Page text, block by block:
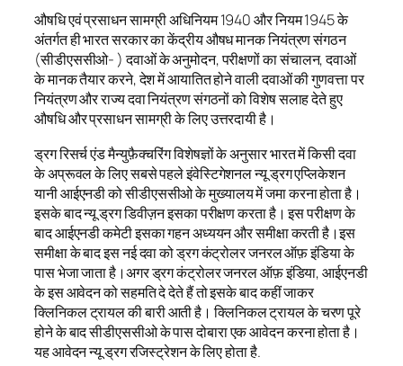
औषधि एवं प्रसाधन सामग्री अधिनियम 1940 और नियम 1945 के
अंतर्गत ही भारत सरकार का केंद्रीय औषध मानक नियंत्रण संगठन
(सीडीएससीओ- ) दवाओं के अनुमोदन, परीक्षणों का संचालन, दवाओं
के मानक तैयार करने, देश में आयातित होने वाली दवाओं की गुणवत्ता पर
नियंत्रण और राज्य दवा नियंत्रण संगठनों को विशेष सलाह देते हुए
औषधि और प्रसाधन सामग्री के लिए उत्तरदायी है।
ड्रग रिसर्च एंड मैन्युफ़ैक्चरिंग विशेषज्ञों के अनुसार भारत में किसी दवा
के अप्रूवल के लिए सबसे पहले इंवेस्टिगेशनल न्यू ड्रग एप्लिकेशन
यानी आईएनडी को सीडीएससीओ के मुख्यालय में जमा करना होता है।
इसके बाद न्यू ड्रग डिवीज़न इसका परीक्षण करता है। इस परीक्षण के
बाद आईएनडी कमेटी इसका गहन अध्ययन और समीक्षा करती है।इस
समीक्षा के बाद इस नई दवा को ड्रग कंट्रोलर जनरल ऑफ़ इंडिया के
पास भेजा जाता है।अगर ड्रग कंट्रोलर जनरल ऑफ़ इंडिया, आईएनडी
के इस आवेदन को सहमति दे देते हैं तो इसके बाद कहीं जाकर
क्लिनिकल ट्रायल की बारी आती है। क्लिनिकल ट्रायल के चरण पूरे
होने के बाद सीडीएससीओ के पास दोबारा एक आवेदन करना होता है।
यह आवेदन न्यू ड्रग रजिस्ट्रेशन के लिए होता है.